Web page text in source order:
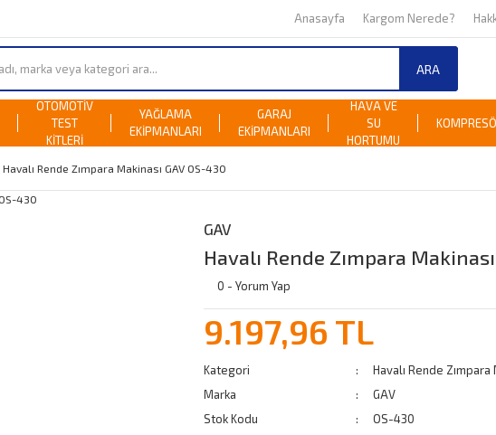
Anasayfa Kargom Nerede?
ARA
OTOMOTİV
TEST
KİTLERİ
YAĞLAMA
EKİPMANLARI
GARAJ
EKİPMANLARI
HAVA VE
SU
HORTUMU
Havalı Rende Zımpara Makinası GAV OS-430
GAV
Havalı Rende Zımpara
0 - Yorum Yap
9.197,96 TL
Kategori Havalı Rende Zımpara
Marka
GAV
Stok Kodu
OS-430